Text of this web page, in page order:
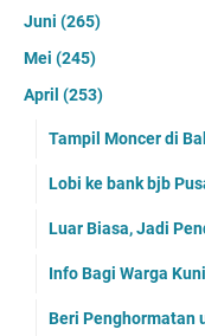
Juni (265)
Mei (245)
April (253)
Tampil Moncer di
Lobi ke bank bjb
Luar Biasa, Jadi
Info Bagi Warga
Beri Penghormatan